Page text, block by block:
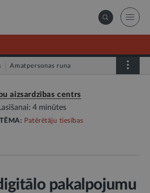
Amatpersonas runa
aizsardzības centrs
4 minūtes
TĒMA: Patērētāju tiesības
pakalpojumu